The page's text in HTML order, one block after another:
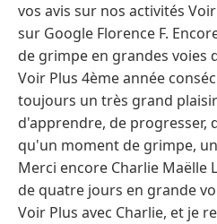
vos avis sur nos activités
sur Google Florence F.
de grimpe en grandes voies
Voir Plus 4ème année
toujours un très grand
d'apprendre, de progresser,
qu'un moment de grimpe,
Merci encore Charlie Maëlle
de quatre jours en grande
Voir Plus avec Charlie, et je